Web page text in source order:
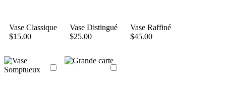
Vase Classique
$15.00
Vase Distingué
$25.00
Vase Raffiné
$45.00